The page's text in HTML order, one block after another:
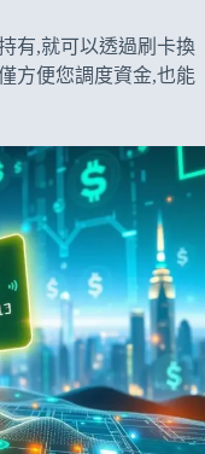
有,就可以透過刷卡換
方便您調度資金,也能